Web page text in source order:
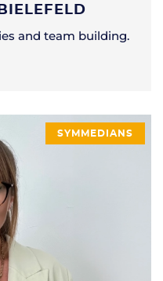
and team building.
SYMMEDIANS